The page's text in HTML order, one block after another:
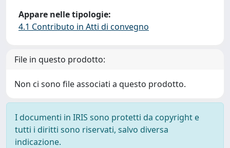
Appare nelle tipologie:
4.1 Contributo in Atti di convegno
File in questo prodotto:
Non ci sono file associati a questo prodotto.
I documenti in IRIS sono protetti da copyright e
tutti i diritti sono riservati, salvo diversa
indicazione.